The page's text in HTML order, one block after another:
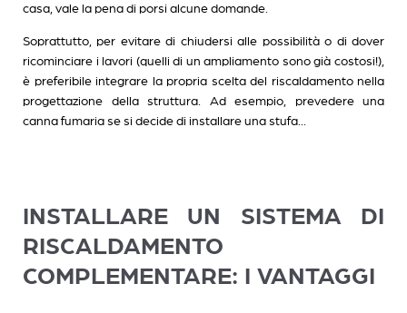
casa, vale la pena di porsi alcune domande.
Soprattutto, per evitare di chiudersi alle possibilità o di dover
ricominciare i lavori (quelli di un ampliamento sono già costosi!),
è preferibile integrare la propria scelta del riscaldamento nella
progettazione della struttura. Ad esempio, prevedere una
canna fumaria se si decide di installare una stufa...
INSTALLARE UN SISTEMA DI
RISCALDAMENTO
COMPLEMENTARE: I VANTAGGI